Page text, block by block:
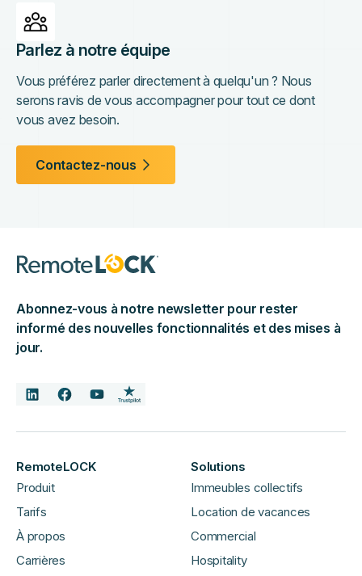
Parlez à notre équipe
Vous préférez parler directement à quelqu'un ? Nous
serons ravis de vous accompagner pour tout ce dont
vous avez besoin.
Contactez-nous
Abonnez-vous à notre newsletter pour rester
informé des nouvelles fonctionnalités et des mises à
jour.
RemoteLOCK
Produit
Tarifs
À propos
Carrières
Solutions
Immeubles collectifs
Location de vacances
Commercial
Hospitality